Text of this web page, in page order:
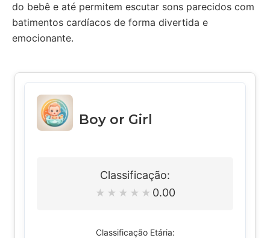
do bebê e até permitem escutar sons parecidos com
batimentos cardíacos de forma divertida e
emocionante.
Boy or Girl
Classificação:
★ ★ ★ ★ ★ 0.00
Classificação Etária: